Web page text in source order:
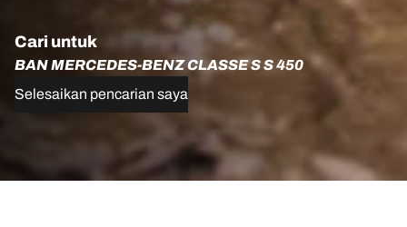
Cari untuk
BAN MERCEDES-BENZ CLASSE S S 450
Selesaikan pencarian saya